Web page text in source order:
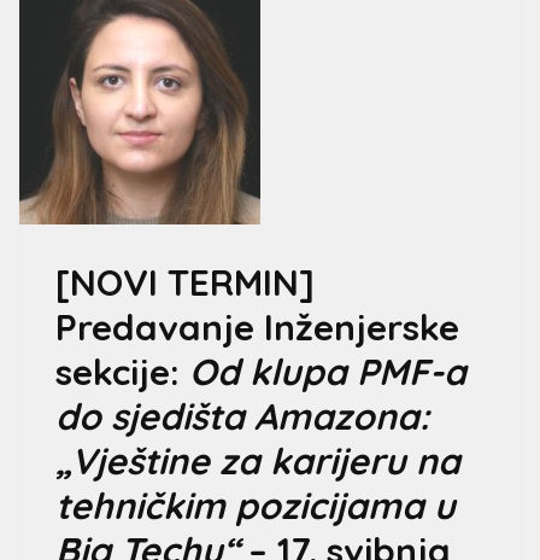
[NOVI TERMIN]
Predavanje Inženjerske
sekcije: Od klupa PMF-a
do sjedišta Amazona:
„Vještine za karijeru na
tehničkim pozicijama u
Big Techu“– 17. svibnja